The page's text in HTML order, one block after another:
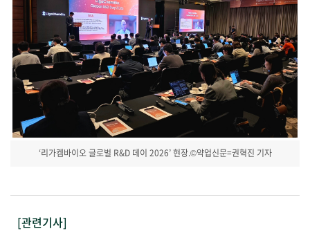
‘리가켐바이오 글로벌 R&D 데이 2026’ 현장.©약업신문=권혁진 기자
[관련기사]